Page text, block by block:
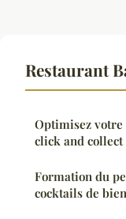
Restaurant
Optimisez votre
click and collect
Formation du
cocktails de